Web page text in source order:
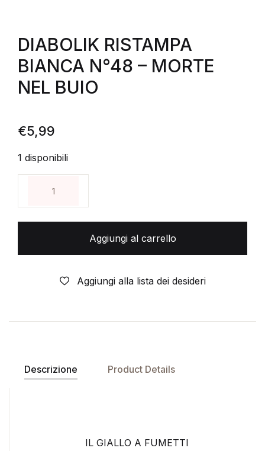
DIABOLIK RISTAMPA
BIANCA N°48 – MORTE
NEL BUIO
€5,99
1 disponibili
Aggiungi al carrello
Aggiungi alla lista dei desideri
Descrizione Product Details
IL GIALLO A FUMETTI